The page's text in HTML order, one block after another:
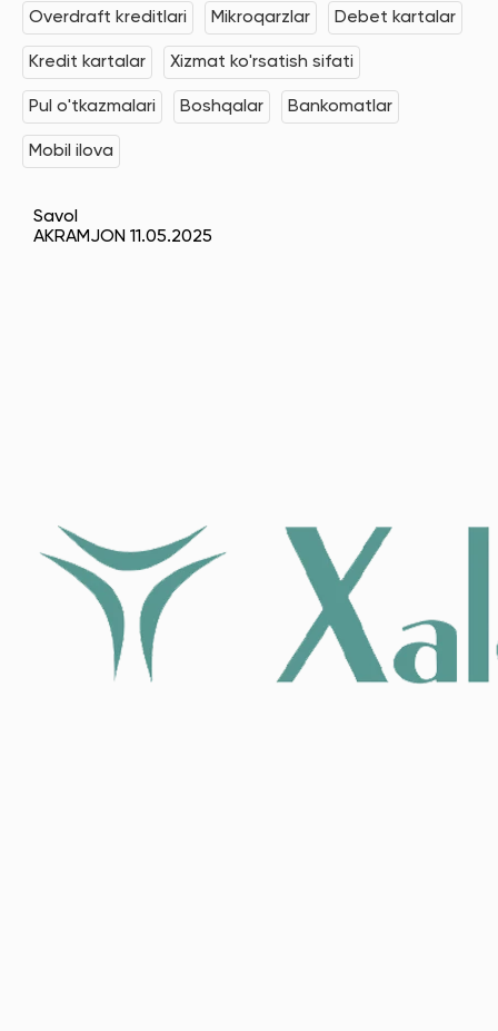
Overdraft kreditlari Mikroqarzlar Debet kartalar
Kredit kartalar Xizmat ko'rsatish sifati
Pul o'tkazmalari Boshqalar Bankomatlar
Mobil ilova
Savol
AKRAMJON 11.05.2025